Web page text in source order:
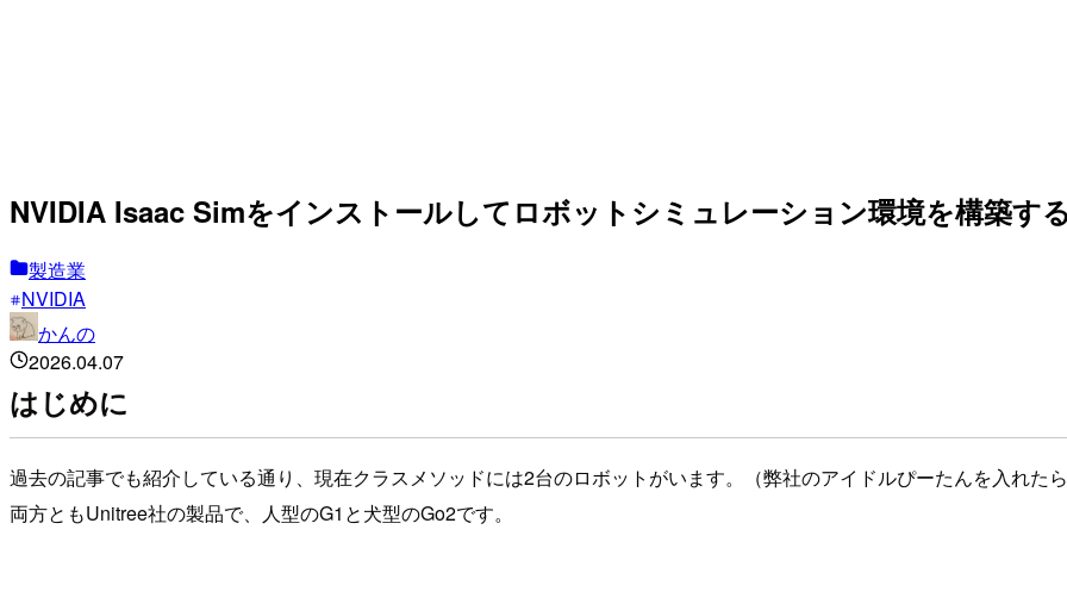
NVIDIA Isaac Simをインストールしてロボットシミュレーション環境を構築す
製造業
NVIDIA
かんの
2026.04.07
はじめに
過去の記事でも紹介している通り、現在クラスメソッドには2台のロボットがいます。（弊社のアイドルぴーたんを入れた
両方ともUnitree社の製品で、人型のG1と犬型のGo2です。